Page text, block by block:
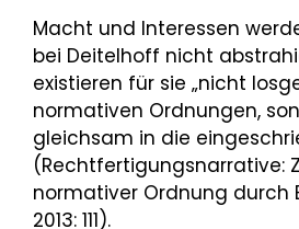
Macht und Interessen
bei Deitelhoff nicht
existieren für sie „nicht
normativen Ordnungen,
gleichsam in die
(Rechtfertigungsnarrative:
normativer Ordnung durch
2013: 111).